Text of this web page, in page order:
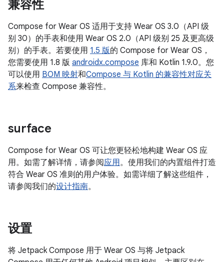
兼容性
Compose for Wear OS 适用于支持 Wear OS 3.0（API 级
别 30）的手表和使用 Wear OS 2.0（API 级别 25 及更高级
别）的手表。若要使用 1.5 版的 Compose for Wear OS，
您需要使用 1.8 版 androidx.compose 库和 Kotlin 1.9.0。您
可以使用 BOM 映射和Compose 与 Kotlin 的兼容性对应关
系来检查 Compose 兼容性。
surface
Compose for Wear OS 可让您更轻松地构建 Wear OS 应
用。如需了解详情，请参阅应用。使用我们的内置组件打造
符合 Wear OS 准则的用户体验。如需详细了解这些组件，
请参阅我们的设计指南。
设置
将 Jetpack Compose 用于 Wear OS 与将 Jetpack